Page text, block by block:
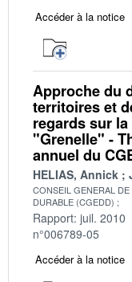
Accéder à la notice
Approche du
territoires et
regards sur
"Grenelle" -
annuel du
HELIAS, Annick
CONSEIL GENERAL
DURABLE (CGEDD)
Rapport: juil. 2010
n°006789-05
Accéder à la notice